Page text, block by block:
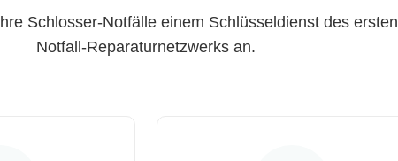
Schlosser-Notfälle einem Schlüsseldienst des ersten
Notfall-Reparaturnetzwerks an.